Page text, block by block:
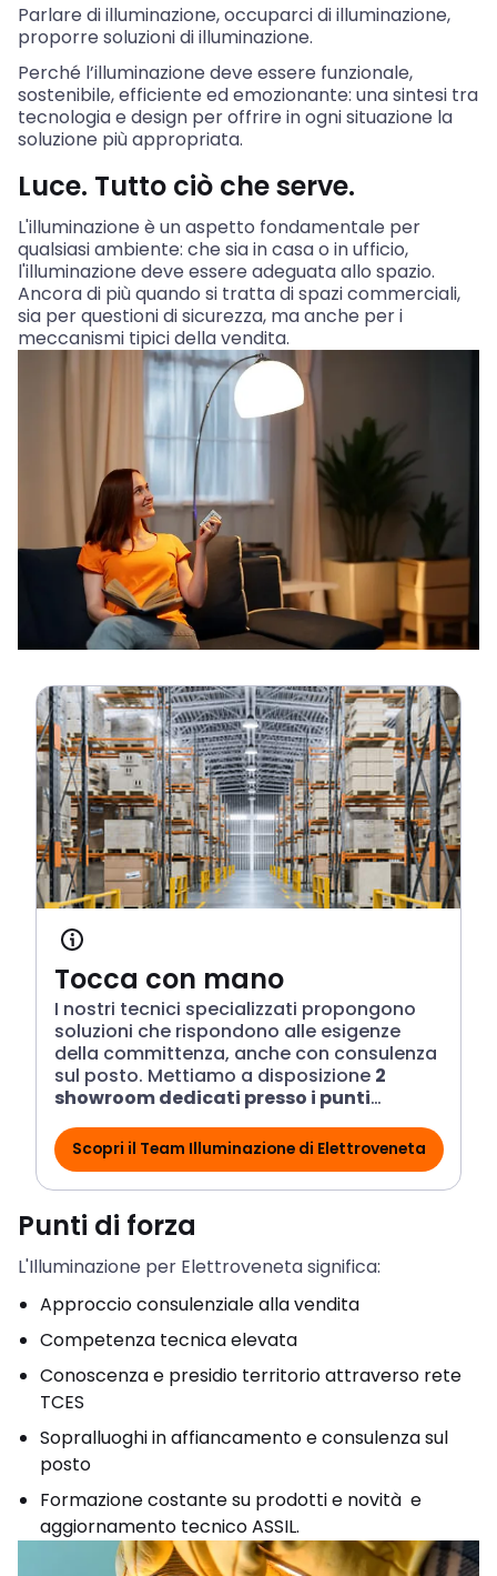
Parlare di illuminazione, occuparci di illuminazione,
proporre soluzioni di illuminazione.
Perché l’illuminazione deve essere funzionale,
sostenibile, efficiente ed emozionante: una sintesi tra
tecnologia e design per offrire in ogni situazione la
soluzione più appropriata.
Luce. Tutto ciò che serve.
L'illuminazione è un aspetto fondamentale per
qualsiasi ambiente: che sia in casa o in ufficio,
l'illuminazione deve essere adeguata allo spazio.
Ancora di più quando si tratta di spazi commerciali,
sia per questioni di sicurezza, ma anche per i
meccanismi tipici della vendita.
Tocca con mano
I nostri tecnici specializzati propongono
soluzioni che rispondono alle esigenze
della committenza, anche con consulenza
sul posto. Mettiamo a disposizione 2
showroom dedicati presso i punti
confronto e scambio con il nostro
personale specializzato.Tocca con mano
Scopri il Team Illuminazione di Elettroveneta
Punti di forza
L'Illuminazione per Elettroveneta significa:
Approccio consulenziale alla vendita
Competenza tecnica elevata
Conoscenza e presidio territorio attraverso rete
TCES
Sopralluoghi in affiancamento e consulenza sul
posto
Formazione costante su prodotti e novità e
aggiornamento tecnico ASSIL.